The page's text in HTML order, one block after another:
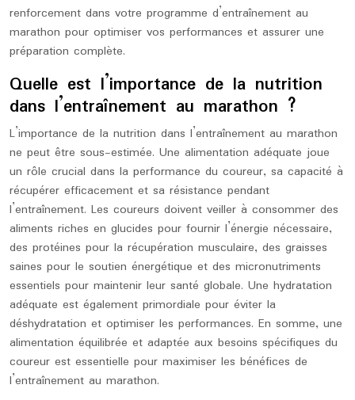
renforcement dans votre programme d’entraînement au
marathon pour optimiser vos performances et assurer une
préparation complète.
Quelle est l’importance de la nutrition
dans l’entraînement au marathon ?
L’importance de la nutrition dans l’entraînement au marathon
ne peut être sous-estimée. Une alimentation adéquate joue
un rôle crucial dans la performance du coureur, sa capacité à
récupérer efficacement et sa résistance pendant
l’entraînement. Les coureurs doivent veiller à consommer des
aliments riches en glucides pour fournir l’énergie nécessaire,
des protéines pour la récupération musculaire, des graisses
saines pour le soutien énergétique et des micronutriments
essentiels pour maintenir leur santé globale. Une hydratation
adéquate est également primordiale pour éviter la
déshydratation et optimiser les performances. En somme, une
alimentation équilibrée et adaptée aux besoins spécifiques du
coureur est essentielle pour maximiser les bénéfices de
l’entraînement au marathon.